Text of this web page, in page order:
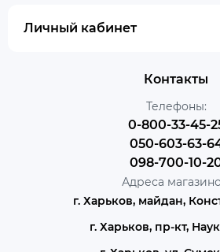
Личный кабинет
Контакты
Телефоны:
0-800-33-45-
050-603-63-
098-700-10-
Адреса
г. Харьков, майдан,
г. Харьков, пр-кт,